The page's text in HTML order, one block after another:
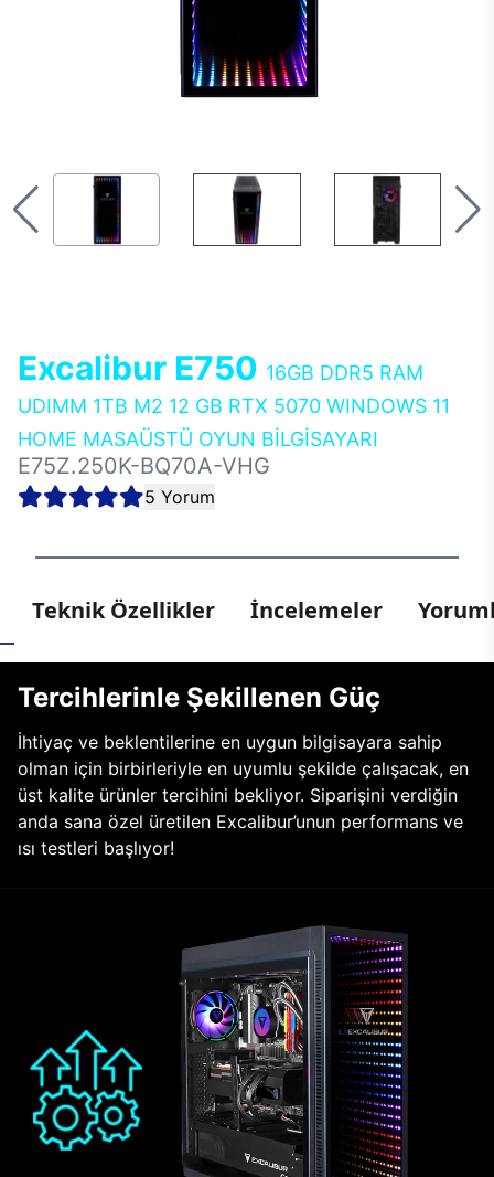
Excalibur E750 16GB DDR5 RAM
UDIMM 1TB M2 12 GB RTX 5070 WINDOWS 11
HOME MASAÜSTÜ OYUN BİLGİSAYARI
E75Z.250K-BQ70A-VHG
5 Yorum
Teknik Özellikler İncelemeler
Tercihlerinle Şekillenen Güç
İhtiyaç ve beklentilerine en uygun bilgisayara sahip
olman için birbirleriyle en uyumlu şekilde çalışacak, en
üst kalite ürünler tercihini bekliyor. Siparişini verdiğin
anda sana özel üretilen Excalibur’unun performans ve
ısı testleri başlıyor!